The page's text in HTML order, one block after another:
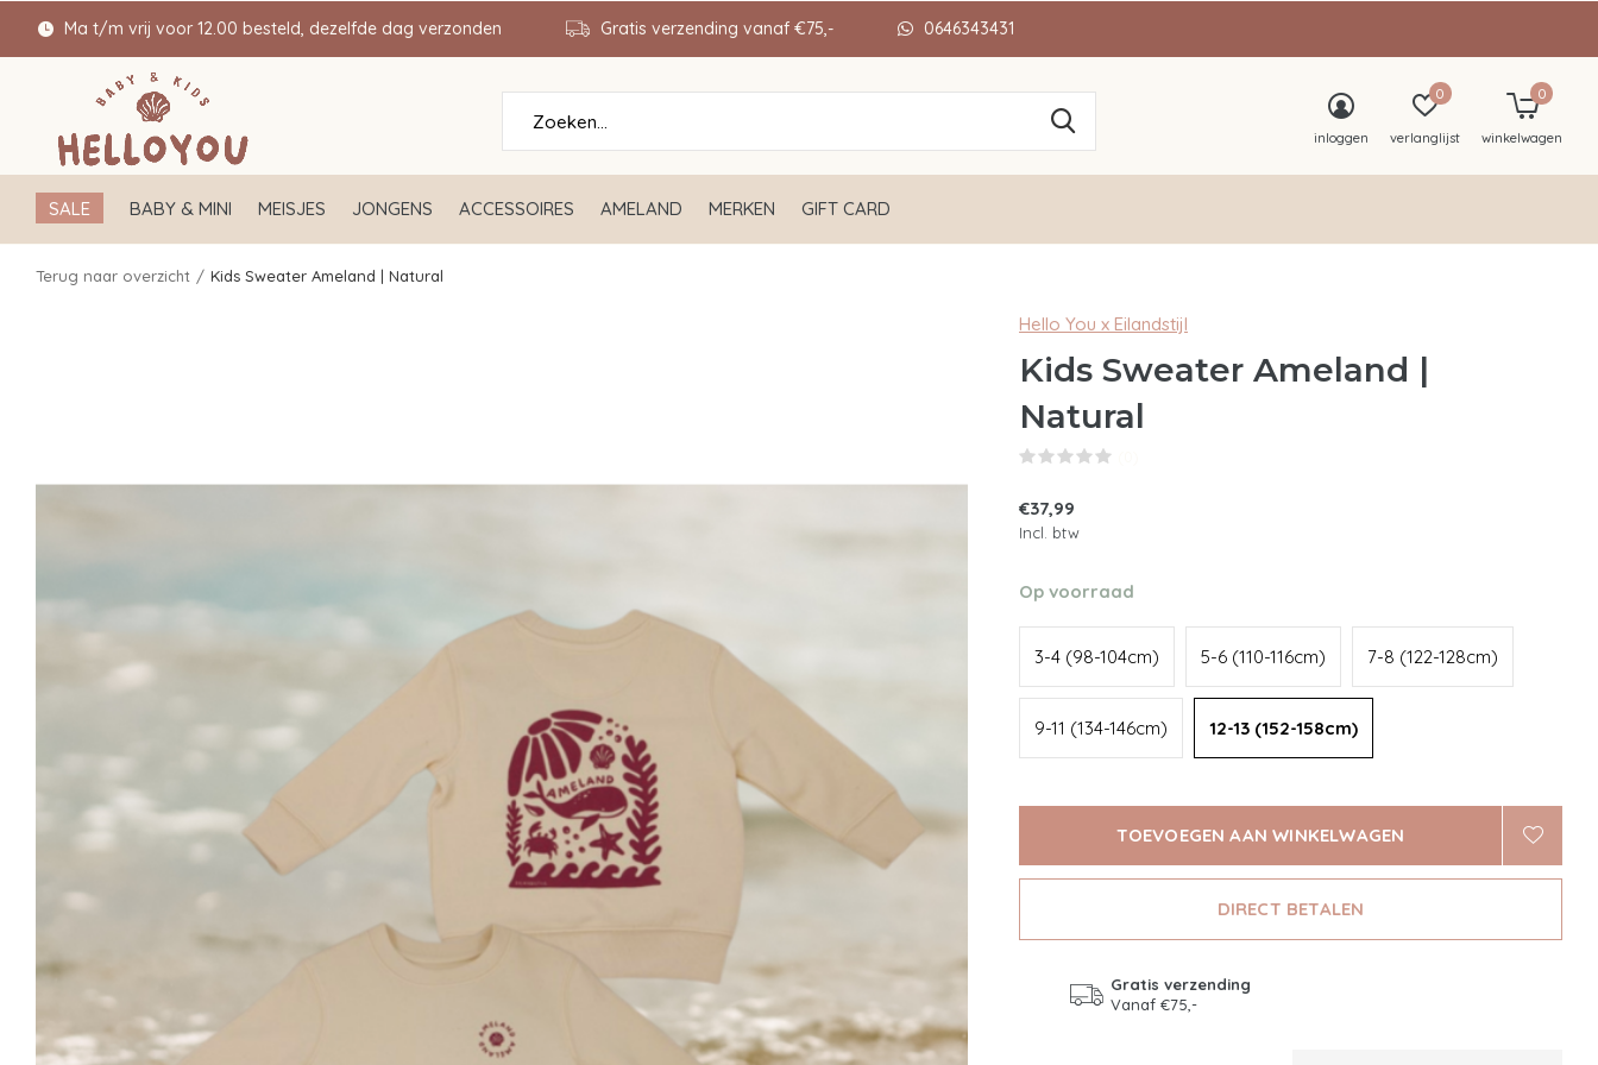
SALE BABY & MINI MEISJES JONGENS ACCESSOIRES AMELAND MERKEN GIFT CARD
inloggen verlanglijst
0
winkelwagen
0
Ma t/m vrij voor 12.00 besteld, dezelfde dag verzonden Gratis verzending vanaf €75,- 0646343431
Terug naar overzicht Kids Sweater Ameland | Natural
Hello You x Eilandstijl
Kids Sweater Ameland |
Natural
€37,99
Incl. btw
Op voorraad
3-4 (98-104cm) 5-6 (110-116cm) 7-8 (122-128cm)
9-11 (134-146cm) 12-13 (152-158cm)
TOEVOEGEN AAN WINKELWAGEN
DIRECT BETALEN
Gratis verzending
Vanaf €75,-